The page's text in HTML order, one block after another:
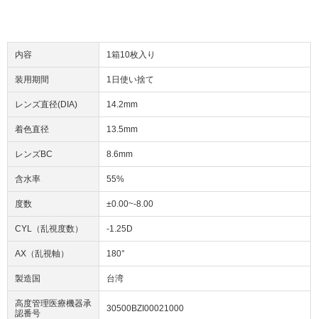
内容 1箱10枚入り
装用期間 1日使い捨て
レンズ直径(DIA) 14.2mm
着色直径 13.5mm
レンズBC 8.6mm
含水率 55%
度数 ±0.00~-8.00
CYL（乱視度数） -1.25D
AX（乱視軸） 180°
製造国 台湾
高度管理医療機器承
認番号
30500BZI00021000